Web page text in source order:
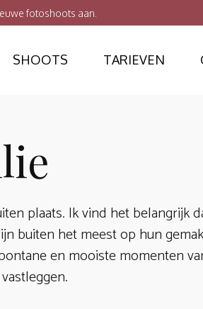
fotoshoots aan.
SHOOTS TARIEVEN
plaats. Ik vind het belangrijk
buiten het meest op hun
en mooiste momenten